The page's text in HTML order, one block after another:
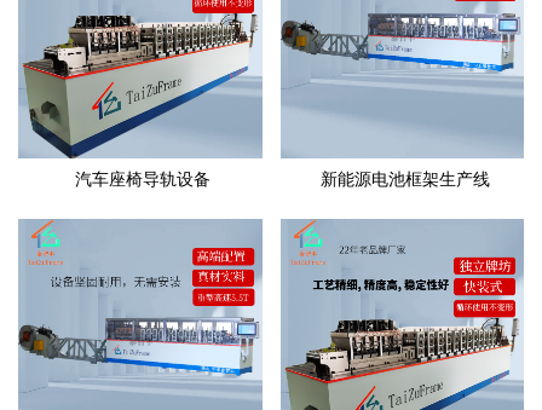
汽车座椅导轨设备 新能源电池框架生产线